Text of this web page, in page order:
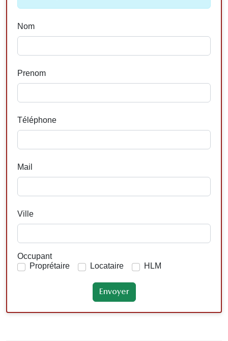
Nom
Prenom
Téléphone
Mail
Ville
Occupant
Proprétaire
Locataire HLM